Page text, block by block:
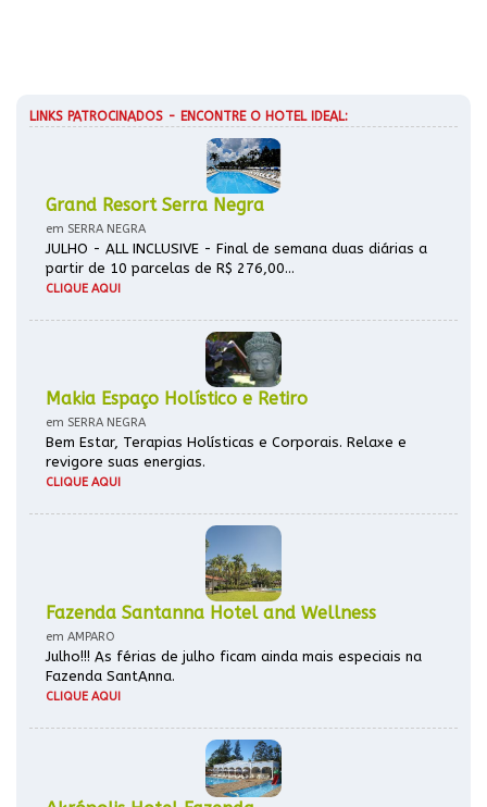
LINKS PATROCINADOS - ENCONTRE O HOTEL IDEAL:
Grand Resort Serra Negra
em SERRA NEGRA
JULHO - ALL INCLUSIVE - Final de semana duas diárias a
partir de 10 parcelas de R$ 276,00...
CLIQUE AQUI
Makia Espaço Holístico e Retiro
em SERRA NEGRA
Bem Estar, Terapias Holísticas e Corporais. Relaxe e
revigore suas energias.
CLIQUE AQUI
Fazenda Santanna Hotel and Wellness
em AMPARO
Julho!!! As férias de julho ficam ainda mais especiais na
Fazenda SantAnna.
CLIQUE AQUI